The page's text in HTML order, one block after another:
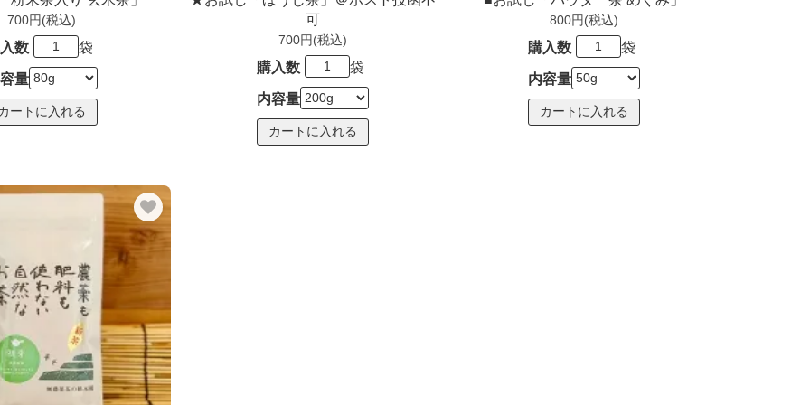
700円(税込)
数 袋
量
可
700円(税込)
購入数 袋
内容量
800円(税込)
購入数 袋
内容量